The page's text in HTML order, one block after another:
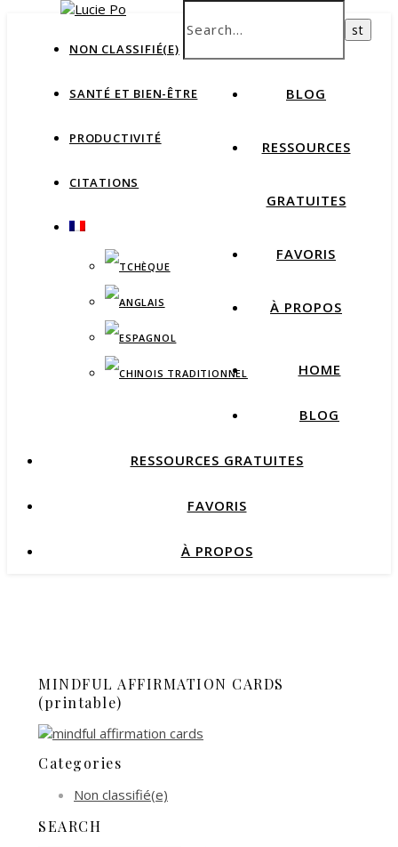
NON CLASSIFIÉ(E)
SANTÉ ET BIEN-ÊTRE
PRODUCTIVITÉ
CITATIONS
BLOG
RESSOURCES
GRATUITES
FAVORIS
À PROPOS
HOME
BLOG
RESSOURCES GRATUITES
FAVORIS
À PROPOS
MINDFUL AFFIRMATION CARDS
(printable)
Categories
Non classifié(e)
SEARCH
How productive are you, really?